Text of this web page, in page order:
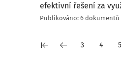
efektivní řešení za
Publikováno: 6 dokumentů
3 4 5